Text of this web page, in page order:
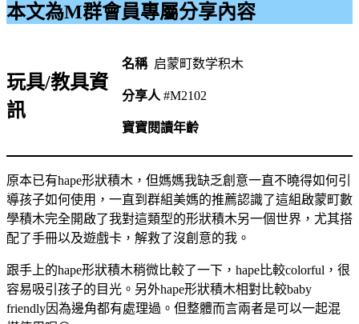
本文為M群會員專屬分享內容
玩具/教具資
訊
名稱 启蒙町数学积木
分享人 #M2102
寶寶閱讀年齡
原本已有hape形狀積木，但媽媽我缺乏創意一直不曉得如何引
導孩子如何使用，一直到群組美媽的推薦認識了這組啟蒙町數
學積木完全開啟了我對這類型的形狀積木另一個世界，尤其搭
配了手冊以及遊戲卡，解救了沒創意的我。
跟手上的hape形狀積木稍微比較了一下，hape比較colorful，很
容易吸引孩子的目光。另外hape形狀積木相對比較baby
friendly因為邊角都有處理過。但整體而言兩者是可以一起混